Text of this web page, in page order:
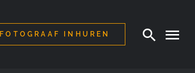
FOTOGRAAF INHUREN